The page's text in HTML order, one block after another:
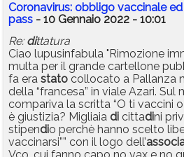
Coronavirus: obbligo vaccinale
pass - 10 Gennaio 2022 - 10:01
Re: dittatura
Ciao lupusinfabula "Rimozione
multa per il grande cartellone
fa era stato collocato a Pallanza
della “francesa” in viale Azari.
compariva la scritta “O ti vaccini
è giustizia? Migliaia di cittadini
stipendio perchè hanno scelto
vaccinarsi”” con il logo dell’